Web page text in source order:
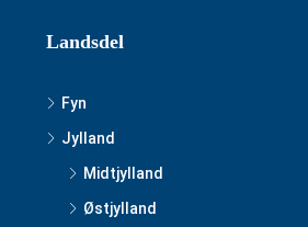
Landsdel
Fyn
Jylland
Midtjylland
Østjylland